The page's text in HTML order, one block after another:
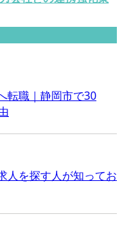
転職｜静岡市で30
人を探す人が知ってお